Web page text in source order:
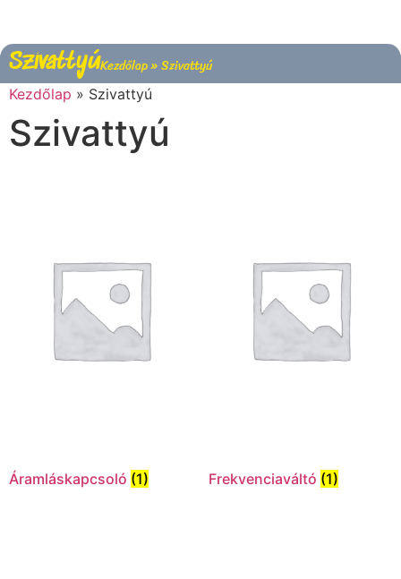
SzivattyúKezdőlap»Szivattyú
Kezdőlap » Szivattyú
Szivattyú
Áramláskapcsoló (1) Frekvenciaváltó (1)